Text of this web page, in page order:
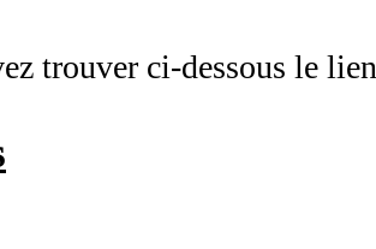
trouver ci-dessous le